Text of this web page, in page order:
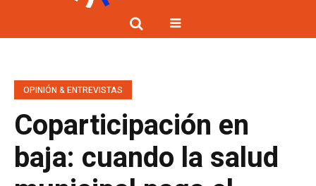
OPINIÓN & ENTREVISTAS
Coparticipación en
baja: cuando la salud